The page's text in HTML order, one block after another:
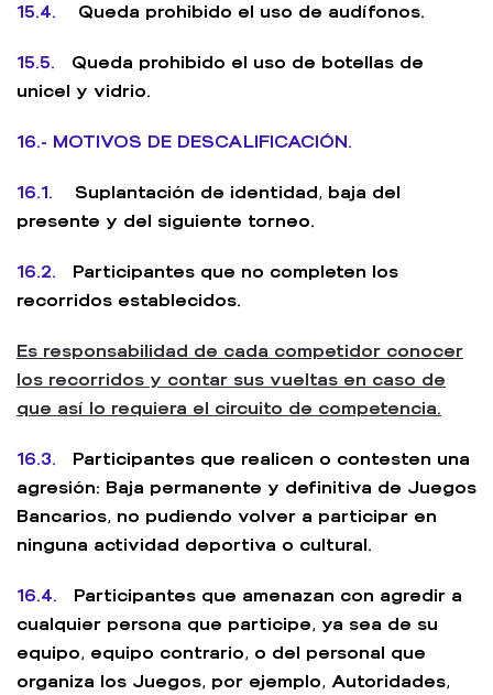
15.4. Queda prohibido el uso de audífonos.
15.5. Queda prohibido el uso de botellas de
unicel y vidrio.
16.- MOTIVOS DE DESCALIFICACIÓN.
16.1. Suplantación de identidad, baja del
presente y del siguiente torneo.
16.2. Participantes que no completen los
recorridos establecidos.
Es responsabilidad de cada competidor conocer
los recorridos y contar sus vueltas en caso de
que así lo requiera el circuito de competencia.
16.3. Participantes que realicen o contesten una
agresión: Baja permanente y definitiva de Juegos
Bancarios, no pudiendo volver a participar en
ninguna actividad deportiva o cultural.
16.4. Participantes que amenazan con agredir a
cualquier persona que participe, ya sea de su
equipo, equipo contrario, o del personal que
organiza los Juegos, por ejemplo, Autoridades,